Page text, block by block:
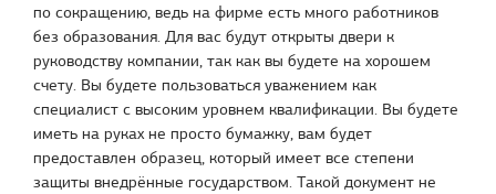
по сокращению, ведь на фирме есть много работников
без образования. Для вас будут открыты двери к
руководству компании, так как вы будете на хорошем
счету. Вы будете пользоваться уважением как
специалист с высоким уровнем квалификации. Вы будете
иметь на руках не просто бумажку, вам будет
предоставлен образец, который имеет все степени
защиты внедрённые государством. Такой документ не